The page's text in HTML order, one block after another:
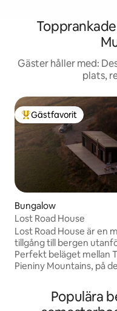
Gäster håller med:
plats,
Populär gästfavorit
Gästfavorit
Bungalow
Lost Road House
Lost Road House är en
tillgång till bergen
Perfekt beläget mellan
Pieniny Mountains, på den polska Spisz.
ner, få kontakt med
bergen frånPopulära